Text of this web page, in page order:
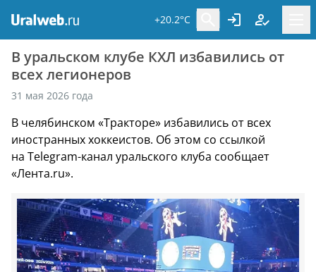
+20.2°C
В уральском клубе КХЛ избавились от
всех легионеров
31 мая 2026 года
В челябинском «Тракторе» избавились от всех
иностранных хоккеистов. Об этом со ссылкой
на Telegram-канал уральского клуба сообщает
«Лента.ru».